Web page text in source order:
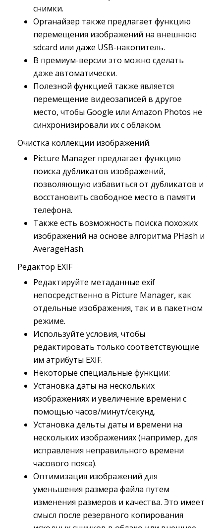
снимки.
Органайзер также предлагает функцию
перемещения изображений на внешнюю
sdcard или даже USB-накопитель.
В премиум-версии это можно сделать
даже автоматически.
Полезной функцией также является
перемещение видеозаписей в другое
место, чтобы Google или Amazon Photos не
синхронизировали их с облаком.
Очистка коллекции изображений.
Picture Manager предлагает функцию
поиска дубликатов изображений,
позволяющую избавиться от дубликатов и
восстановить свободное место в памяти
телефона.
Также есть возможность поиска похожих
изображений на основе алгоритма PHash и
AverageHash.
Редактор EXIF
Редактируйте метаданные exif
непосредственно в Picture Manager, как
отдельные изображения, так и в пакетном
режиме.
Используйте условия, чтобы
редактировать только соответствующие
им атрибуты EXIF.
Некоторые специальные функции:
Установка даты на нескольких
изображениях и увеличение времени с
помощью часов/минут/секунд.
Установка дельты даты и времени на
нескольких изображениях (например, для
исправления неправильного времени
часового пояса).
Оптимизация изображений для
уменьшения размера файла путем
изменения размеров и качества. Это имеет
смысл после резервного копирования